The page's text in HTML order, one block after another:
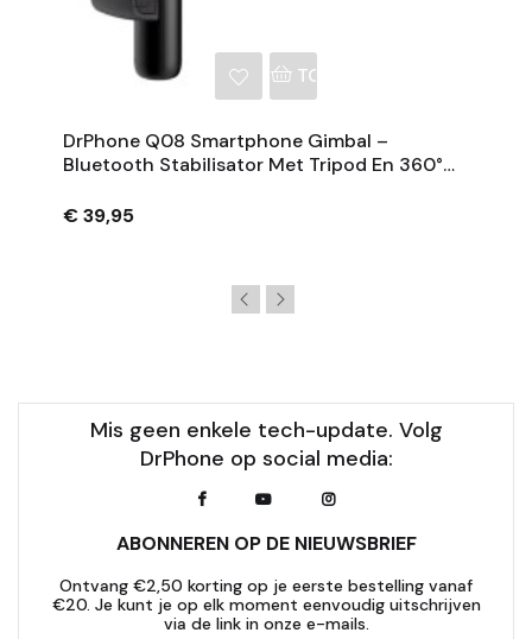
TOEVOEGEN AAN
DrPhone Q08 Smartphone Gimbal –
Bluetooth Stabilisator Met Tripod En 360°
€ 39,95
Mis geen enkele tech-update. Volg
DrPhone op social media:
ABONNEREN OP DE NIEUWSBRIEF
Ontvang €2,50 korting op je eerste bestelling vanaf
€20. Je kunt je op elk moment eenvoudig uitschrijven
via de link in onze e-mails.